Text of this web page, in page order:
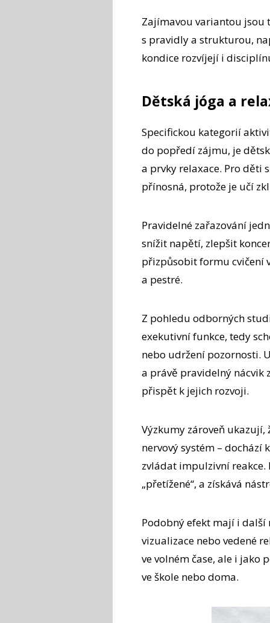
Zajímavou variantou jsou
s pravidly a strukturou,
kondice rozvíjejí i
Dětská jóga a
Specifickou kategorií
do popředí zájmu, je
a prvky relaxace. Pro děti
přínosná, protože je učí
Pravidelné zařazování
snížit napětí, zlepšit
přizpůsobit formu cvičení
a pestré.
Z pohledu odborných
exekutivní funkce, tedy
nebo udržení pozornosti.
a právě pravidelný nácvik
přispět k jejich rozvoji.
Výzkumy zároveň
nervový systém – dochází
zvládat impulzivní
„přetížené“, a získává
Podobný efekt mají i
vizualizace nebo vedené
ve volném čase, ale i jako
ve škole nebo doma.